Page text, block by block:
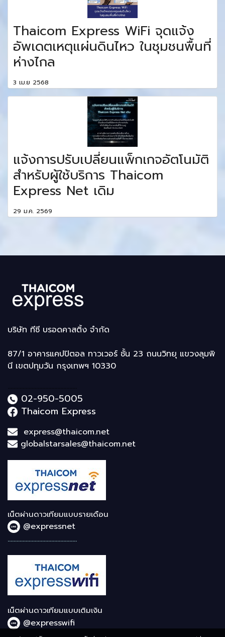
Thaicom Express WiFi จุดแจ้ง
อัพเดตเหตุแผ่นดินไหว ในชุมชนพื้นที่
ห่างไกล
3 เม.ย 2568
แจ้งการปรับเปลี่ยนแพ็กเกจอัตโนมัติ
สำหรับผู้ใช้บริการ Thaicom
Express Net เดิม
29 ม.ค. 2569
บริษัท ทีซี บรอดคาสติ้ง จำกัด
87/1 อาคารแคปปิตอล ทาวเวอร์ ชั้น 23 ถนนวิทยุ แขวงลุมพิ
นี เขตปทุมวัน กรุงเทพฯ 10330
..............................................
02-950-5005
Thaicom Express
express@thaicom.net
globalstarsales@thaicom.net
เน็ตผ่านดาวเทียมแบบรายเดือน
@expressnet
..............................................
เน็ตผ่านดาวเทียมแบบเติมเงิน
@expresswifi